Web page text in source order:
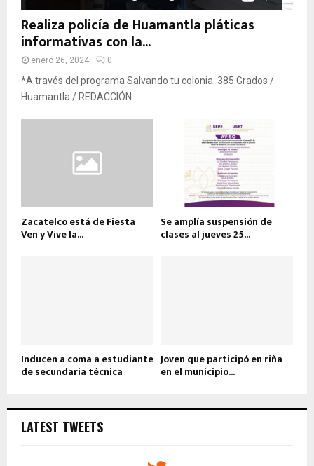
Realiza policía de Huamantla pláticas
informativas con la...
enero 26, 2024 0
*A través del programa Salvando tu colonia. 385 Grados /
Huamantla / REDACCIÓN...
Zacatelco está de Fiesta
Ven y Vive la...
Se amplía suspensión de
clases al jueves 25...
Inducen a coma a estudiante
de secundaria técnica
Joven que participó en riña
en el municipio...
LATEST TWEETS